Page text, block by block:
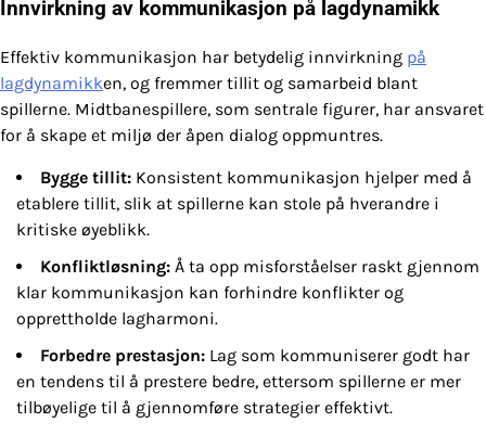
Innvirkning av kommunikasjon på lagdynamikk
Effektiv kommunikasjon har betydelig innvirkning på
lagdynamikken, og fremmer tillit og samarbeid blant
spillerne. Midtbanespillere, som sentrale figurer, har ansvaret
for å skape et miljø der åpen dialog oppmuntres.
Bygge tillit: Konsistent kommunikasjon hjelper med å
etablere tillit, slik at spillerne kan stole på hverandre i
kritiske øyeblikk.
Konfliktløsning: Å ta opp misforståelser raskt gjennom
klar kommunikasjon kan forhindre konflikter og
opprettholde lagharmoni.
Forbedre prestasjon: Lag som kommuniserer godt har
en tendens til å prestere bedre, ettersom spillerne er mer
tilbøyelige til å gjennomføre strategier effektivt.